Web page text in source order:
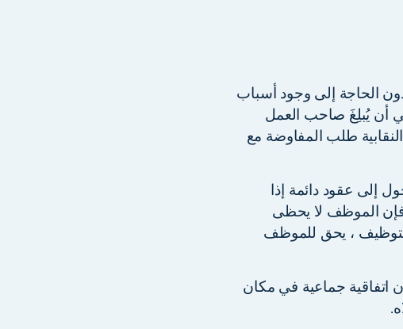
، يمكن إنهاء عقده دون الحاجة إلى وجود أسباب
أن يُبلِغَ صاحب العمل
طلب المفاوضة مع
إلى عقود دائمة إذا
إلى ذلك ، فإن الموظف لا يحظى
، يحق للموظف
اتفاقية جماعية في مكان